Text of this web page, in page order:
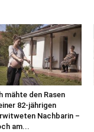
mähte den Rasen
82-jährigen
Nachbarin –
am...